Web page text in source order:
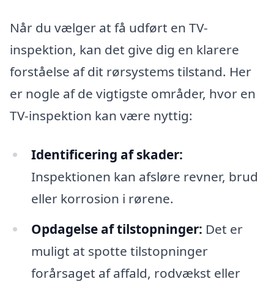
Når du vælger at få udført en TV-
inspektion, kan det give dig en klarere
forståelse af dit rørsystems tilstand. Her
er nogle af de vigtigste områder, hvor en
TV-inspektion kan være nyttig:
Identificering af skader:
Inspektionen kan afsløre revner, brud
eller korrosion i rørene.
Opdagelse af tilstopninger: Det er
muligt at spotte tilstopninger
forårsaget af affald, rodvækst eller